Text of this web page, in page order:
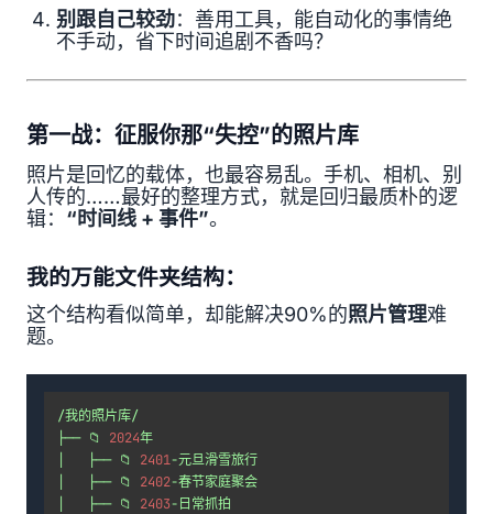
别跟自己较劲：善用工具，能自动化的事情绝
不手动，省下时间追剧不香吗？
第一战：征服你那“失控”的照片库
照片是回忆的载体，也最容易乱。手机、相机、别
人传的……最好的整理方式，就是回归最质朴的逻
辑： “时间线 + 事件”。
我的万能文件夹结构：
这个结构看似简单，却能解决90%的照片管理难
题。
/我的照片库/
├── 📁 2024年
├── 📁 2401-元旦滑雪旅行
├── 📁 2402-春节家庭聚会
├── 📁 2403-日常抓拍